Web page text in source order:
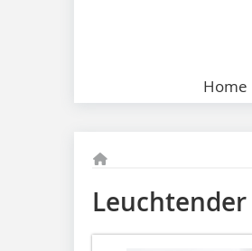
Home